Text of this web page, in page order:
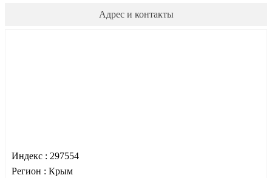
Адрес и контакты
Индекс : 297554
Регион : Крым